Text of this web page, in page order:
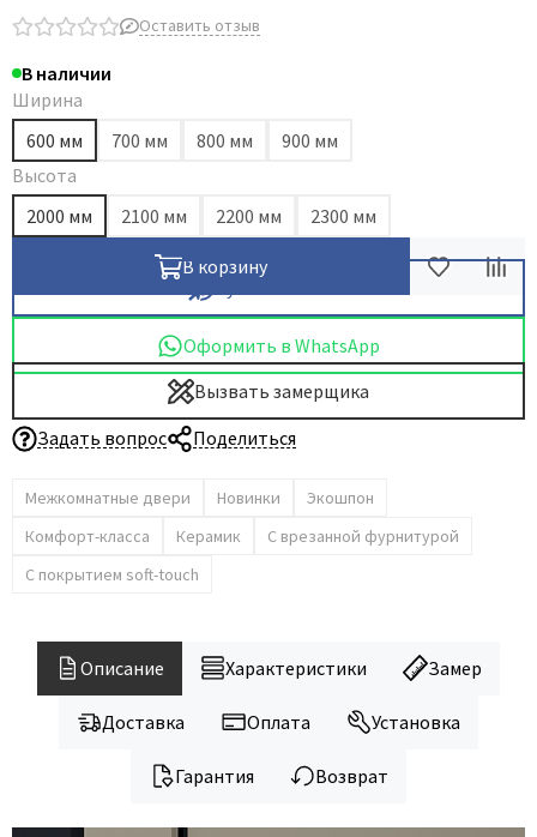
Оставить отзыв
В наличии
Ширина
600 мм
700 мм 800 мм
900 мм
Высота
2000 мм
2100 мм 2200 мм 2300 мм
В корзину
Оформить в WhatsApp
Вызвать замерщика
Задать вопрос
Поделиться
Межкомнатные двери Новинки
Экошпон
Комфорт-класса
Керамик
С врезанной фурнитурой
С покрытием soft-touch
Описание Характеристики Замер
Доставка Оплата Установка
Гарантия Возврат